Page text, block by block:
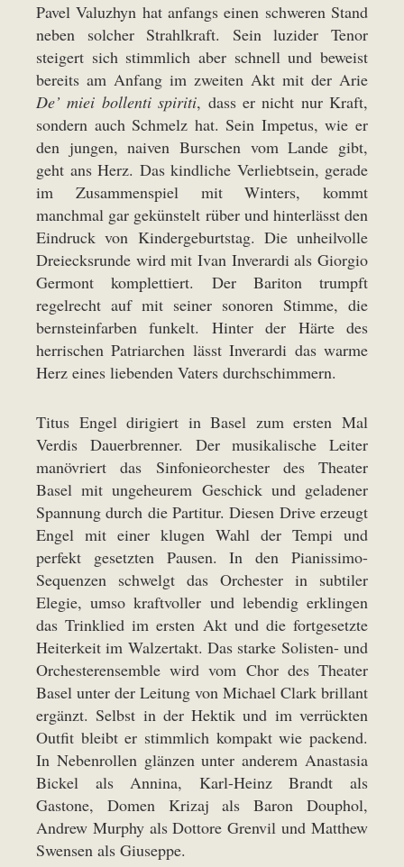
Pavel Valuzhyn hat anfangs einen schweren Stand
neben solcher Strahlkraft. Sein luzider Tenor
steigert sich stimmlich aber schnell und beweist
bereits am Anfang im zweiten Akt mit der Arie
De’ miei bollenti spiriti, dass er nicht nur Kraft,
sondern auch Schmelz hat. Sein Impetus, wie er
den jungen, naiven Burschen vom Lande gibt,
geht ans Herz. Das kindliche Verliebtsein, gerade
im Zusammenspiel mit Winters, kommt
manchmal gar gekünstelt rüber und hinterlässt den
Eindruck von Kindergeburtstag. Die unheilvolle
Dreiecksrunde wird mit Ivan Inverardi als Giorgio
Germont komplettiert. Der Bariton trumpft
regelrecht auf mit seiner sonoren Stimme, die
bernsteinfarben funkelt. Hinter der Härte des
herrischen Patriarchen lässt Inverardi das warme
Herz eines liebenden Vaters durchschimmern.
Titus Engel dirigiert in Basel zum ersten Mal
Verdis Dauerbrenner. Der musikalische Leiter
manövriert das Sinfonieorchester des Theater
Basel mit ungeheurem Geschick und geladener
Spannung durch die Partitur. Diesen Drive erzeugt
Engel mit einer klugen Wahl der Tempi und
perfekt gesetzten Pausen. In den Pianissimo-
Sequenzen schwelgt das Orchester in subtiler
Elegie, umso kraftvoller und lebendig erklingen
das Trinklied im ersten Akt und die fortgesetzte
Heiterkeit im Walzertakt. Das starke Solisten- und
Orchesterensemble wird vom Chor des Theater
Basel unter der Leitung von Michael Clark brillant
ergänzt. Selbst in der Hektik und im verrückten
Outfit bleibt er stimmlich kompakt wie packend.
In Nebenrollen glänzen unter anderem Anastasia
Bickel als Annina, Karl-Heinz Brandt als
Gastone, Domen Krizaj als Baron Douphol,
Andrew Murphy als Dottore Grenvil und Matthew
Swensen als Giuseppe.